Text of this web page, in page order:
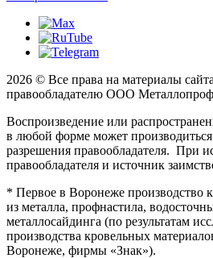
2026 © Все права на материалы
правообладателю ООО
Воспроизведение или
в любой форме может
разрешения правообладателя. При
правообладателя и источник
* Первое в Воронеже производство
из металла, профнастила,
металлосайдинга (по результатам
производства кровельных
Воронеже, фирмы «Знак»).